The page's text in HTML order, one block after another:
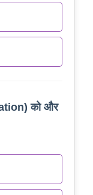
को और